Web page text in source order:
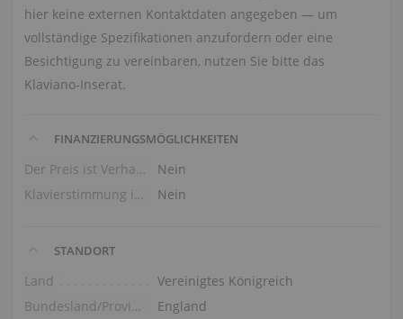
hier keine externen Kontaktdaten angegeben — um
vollständige Spezifikationen anzufordern oder eine
Besichtigung zu vereinbaren, nutzen Sie bitte das
Klaviano‑Inserat.
FINANZIERUNGSMÖGLICHKEITEN
Der Preis ist Verhandlungssache
Nein
Klavierstimmung im Preis
Nein
STANDORT
Land
Vereinigtes Königreich
Bundesland/Provinz
England